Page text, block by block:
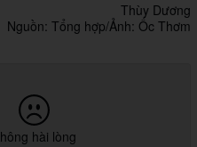
Thùy Dương
Nguồn: Tổng hợp/Ảnh: Ốc Thơm
hài lòng